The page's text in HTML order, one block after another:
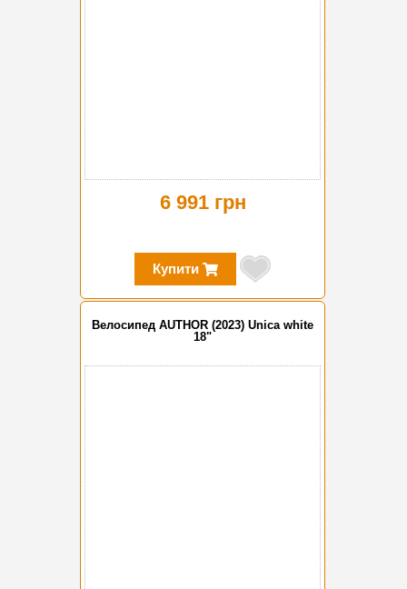
6 991 грн
Купити
Велосипед AUTHOR (2023) Unica white
18"